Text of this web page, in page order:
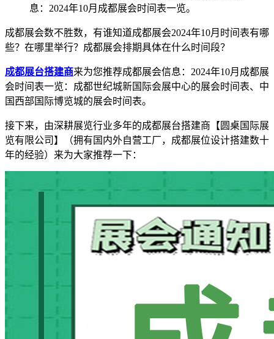
息：2024年10月成都展会时间表一览。
成都展会数不胜数，有谁知道成都展会2024年10月时间表有哪
些？在哪里举行？成都展会排期具体在什么时间段？
成都展台搭建商来为您推荐成都展会信息：2024年10月成都展
会时间表一览：成都世纪城新国际会展中心的展会时间表、中
国西部国际博览城的展会时间表。
接下来，由深耕展览行业多年的成都展台搭建商【圆桌国际展
览有限公司】（拥有国内外自营工厂，成都展位设计搭建数十
年的经验）来为大家推荐一下：